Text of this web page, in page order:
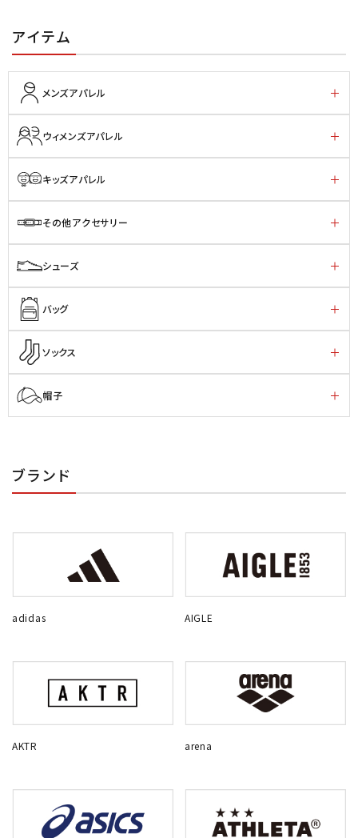
アイテム
メンズアパレル
ウィメンズアパレル
キッズアパレル
その他アクセサリー
シューズ
バッグ
ソックス
帽子
ブランド
adidas AIGLE
AKTR arena